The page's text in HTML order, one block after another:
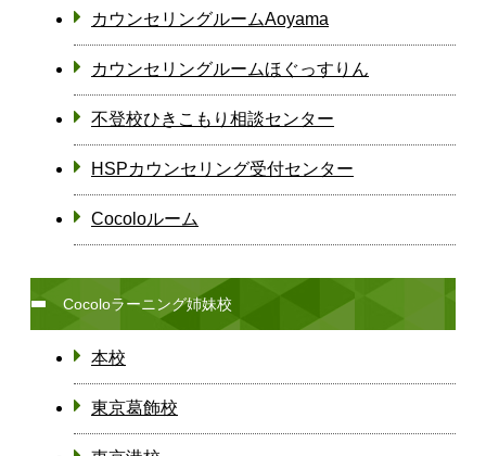
カウンセリングルームAoyama
カウンセリングルームほぐっすりん
不登校ひきこもり相談センター
HSPカウンセリング受付センター
Cocoloルーム
Cocoloラーニング姉妹校
本校
東京葛飾校